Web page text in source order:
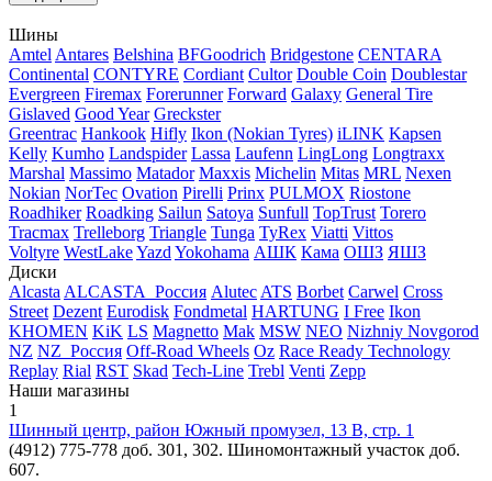
Шины
AmtelAntares Belshina BFGoodrich Bridgestone CENTARA
Continental CONTYRE Cordiant Cultor Double Coin Doublestar
Evergreen Firemax Forerunner Forward Galaxy General Tire
Gislaved Good Year Greckster
Greentrac Hankook Hifly Ikon (Nokian Tyres) iLINK Kapsen
Kelly Kumho Landspider Lassa Laufenn LingLong Longtraxx
Marshal Massimo Matador Maxxis Michelin Mitas MRL Nexen
Nokian NorTec Ovation Pirelli Prinx PULMOX Riostone
Roadhiker Roadking Sailun Satoya Sunfull TopTrust Torero
Tracmax Trelleborg Triangle Tunga TyRex Viatti Vittos
Voltyre WestLakeYazdYokohama АШК Кама ОШЗ ЯШЗ
Диски
AlcastaALCASTA_Россия AlutecATS Borbet Carwel Cross
Street Dezent Eurodisk Fondmetal HARTUNG I Free Ikon
KHOMEN KiK LS Magnetto Mak MSW NEO Nizhniy Novgorod
NZ NZ_Россия Off-Road Wheels Oz Race Ready Technology
Replay Rial RST Skad Tech-Line Trebl Venti Zepp
Наши магазины
1
Шинный центр, район Южный промузел, 13 В, стр. 1
(4912) 775-778 доб. 301, 302. Шиномонтажный участок доб.
607.